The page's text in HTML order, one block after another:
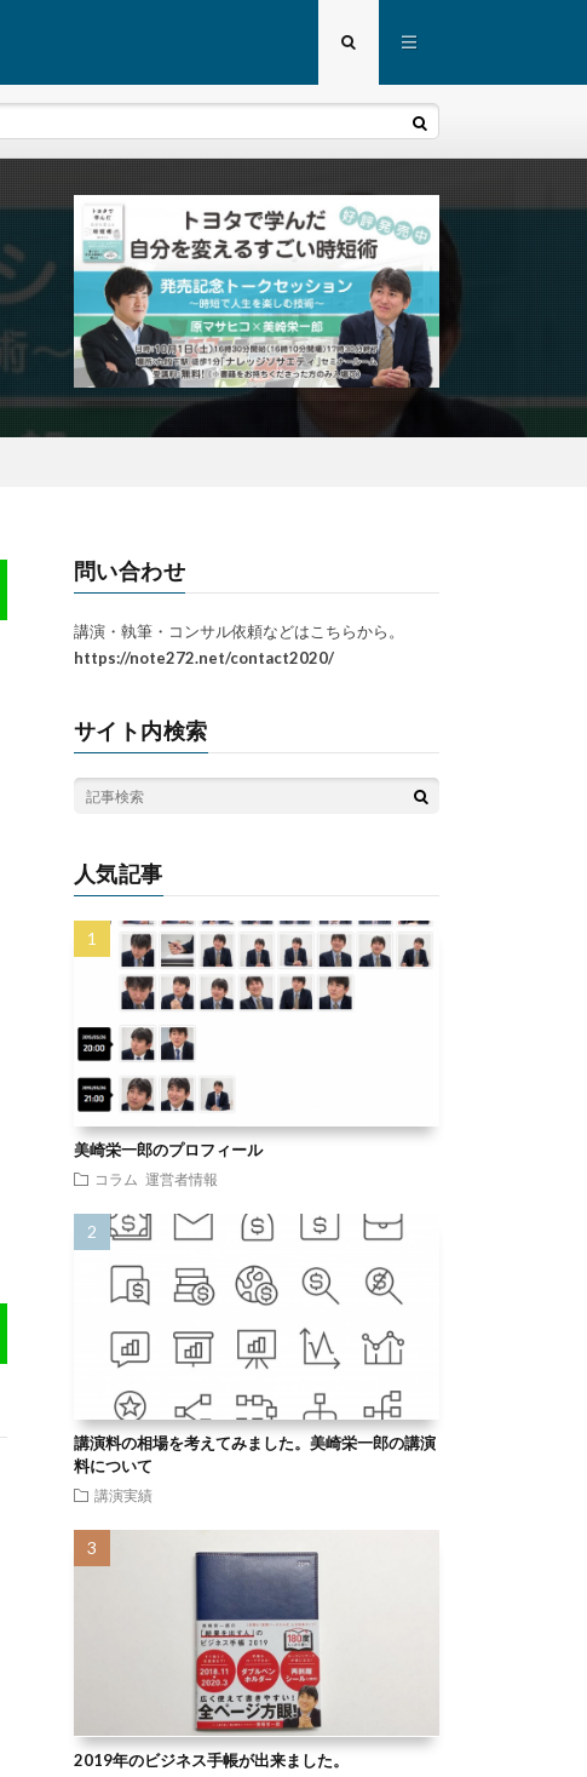
問い合わせ
講演・執筆・コンサル依頼などはこちらから。
https://note272.net/contact2020/
サイト内検索
人気記事
美崎栄一郎のプロフィール
コラム 運営者情報
講演料の相場を考えてみました。美崎栄一郎の講演
料について
講演実績
2019年のビジネス手帳が出来ました。